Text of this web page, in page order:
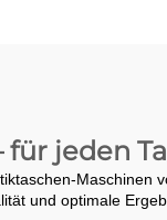
für jeden
Maschinen
und optimale